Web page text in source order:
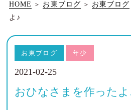
HOME ＞ お東ブログ ＞ お東ブログ
よ♪
お東ブログ 年少
2021-02-25
おひなさまを作ったよ